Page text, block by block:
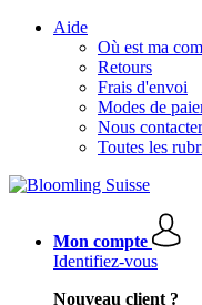
Aide
Où est ma
Retours
Frais d'envoi
Modes de
Nous contacter
Toutes les
Mon compte
Identifiez-vous
Nouveau client ?